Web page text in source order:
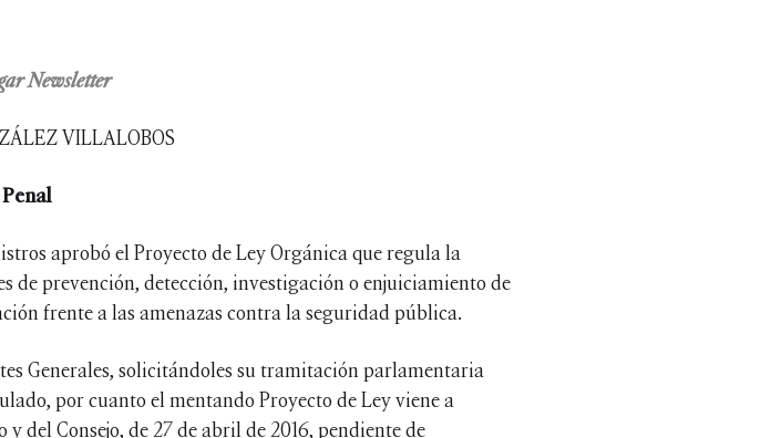
Newsletter
VILLALOBOS
Penal
aprobó el Proyecto de Ley Orgánica que regula la
de prevención, detección, investigación o enjuiciamiento de
frente a las amenazas contra la seguridad pública.
Generales, solicitándoles su tramitación parlamentaria
por cuanto el mentando Proyecto de Ley viene a
del Consejo, de 27 de abril de 2016, pendiente de